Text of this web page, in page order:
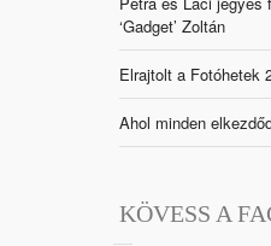
‘Gadget’ Zoltán
Elrajtolt a Fotóhetek
Ahol minden
KÖVESS A